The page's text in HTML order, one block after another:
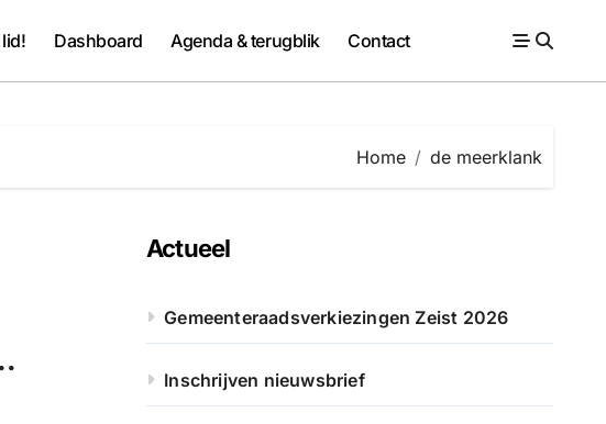
Dashboard Agenda & terugblik Contact
Home de meerklank
Actueel
Gemeenteraadsverkiezingen Zeist 2026
Inschrijven nieuwsbrief